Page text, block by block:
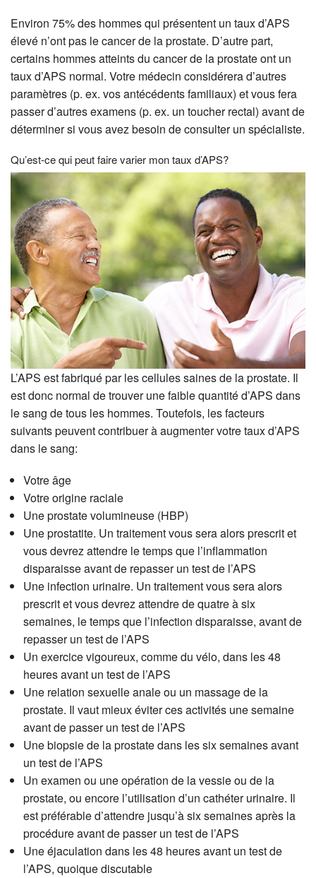
Environ 75% des hommes qui présentent un taux d’APS
élevé n’ont pas le cancer de la prostate. D’autre part,
certains hommes atteints du cancer de la prostate ont un
taux d’APS normal. Votre médecin considérera d’autres
paramètres (p. ex. vos antécédents familiaux) et vous fera
passer d’autres examens (p. ex. un toucher rectal) avant de
déterminer si vous avez besoin de consulter un spécialiste.
Qu’est-ce qui peut faire varier mon taux d’APS?
L’APS est fabriqué par les cellules saines de la prostate. Il
est donc normal de trouver une faible quantité d’APS dans
le sang de tous les hommes. Toutefois, les facteurs
suivants peuvent contribuer à augmenter votre taux d’APS
dans le sang:
Votre âge
Votre origine raciale
Une prostate volumineuse (HBP)
Une prostatite. Un traitement vous sera alors prescrit et
vous devrez attendre le temps que l’inflammation
disparaisse avant de repasser un test de l’APS
Une infection urinaire. Un traitement vous sera alors
prescrit et vous devrez attendre de quatre à six
semaines, le temps que l’infection disparaisse, avant de
repasser un test de l’APS
Un exercice vigoureux, comme du vélo, dans les 48
heures avant un test de l’APS
Une relation sexuelle anale ou un massage de la
prostate. Il vaut mieux éviter ces activités une semaine
avant de passer un test de l’APS
Une biopsie de la prostate dans les six semaines avant
un test de l’APS
Un examen ou une opération de la vessie ou de la
prostate, ou encore l’utilisation d’un cathéter urinaire. Il
est préférable d’attendre jusqu’à six semaines après la
procédure avant de passer un test de l’APS
Une éjaculation dans les 48 heures avant un test de
l’APS, quoique discutable